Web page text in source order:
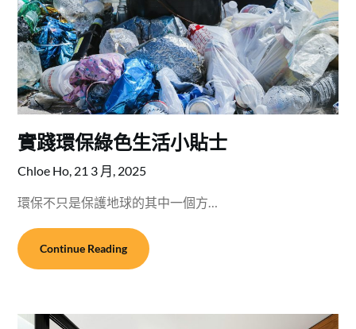
實踐環保綠色生活小貼士
Chloe Ho, 21 3 月, 2025
環保不只是保護地球的其中一個方…
Continue Reading